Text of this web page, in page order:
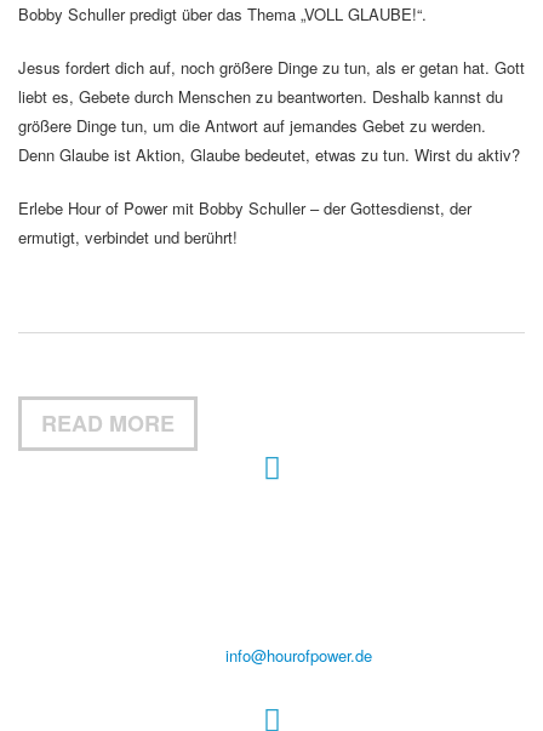
Bobby Schuller predigt über das Thema „VOLL GLAUBE!“.
Jesus fordert dich auf, noch größere Dinge zu tun, als er getan hat. Gott
liebt es, Gebete durch Menschen zu beantworten. Deshalb kannst du
größere Dinge tun, um die Antwort auf jemandes Gebet zu werden.
Denn Glaube ist Aktion, Glaube bedeutet, etwas zu tun. Wirst du aktiv?
Erlebe Hour of Power mit Bobby Schuller – der Gottesdienst, der
ermutigt, verbindet und berührt!
READ MORE
info@hourofpower.de